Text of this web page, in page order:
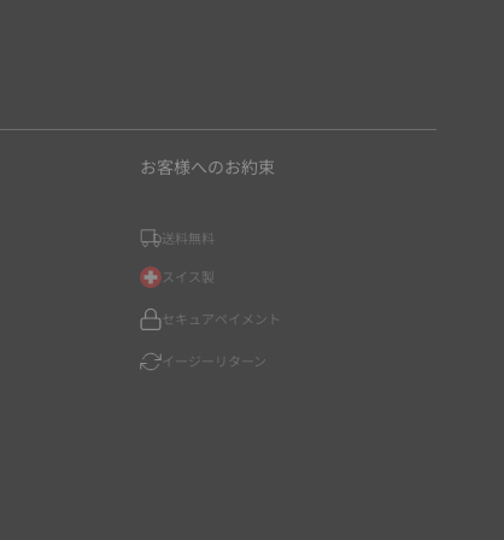
お客様へのお約束
送料無料
スイス製
セキュアペイメント
イージーリターン